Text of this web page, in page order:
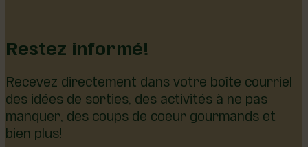
Restez informé!
Recevez directement dans votre boîte courriel
des idées de sorties, des activités à ne pas
manquer, des coups de coeur gourmands et
bien plus!